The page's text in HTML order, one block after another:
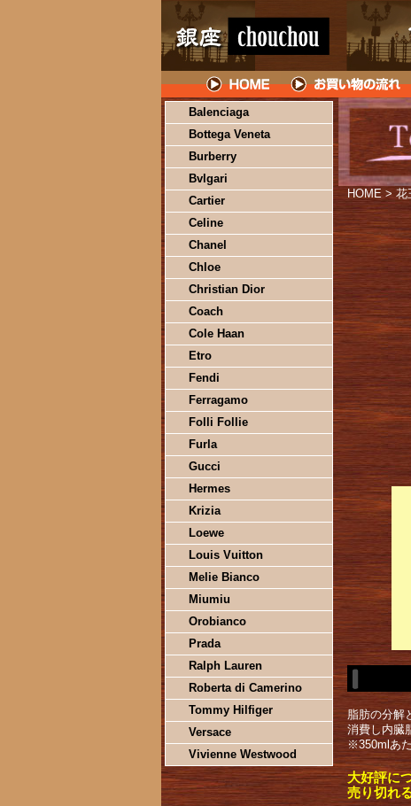
Balenciaga
Bottega Veneta
Burberry
Bvlgari
Cartier
Celine
Chanel
Chloe
Christian Dior
Coach
Cole Haan
Etro
Fendi
Ferragamo
Folli Follie
Furla
Gucci
Hermes
Krizia
Loewe
Louis Vuitton
Melie Bianco
Miumiu
Orobianco
Prada
Ralph Lauren
Roberta di Camerino
Tommy Hilfiger
Versace
Vivienne Westwood
HOME > 花
脂肪の分解
消費し内臓
※350mlあ
大好評に
売り切れ